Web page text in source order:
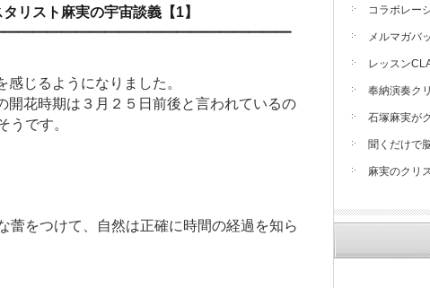
リスト麻実の宇宙談義【1】
感じるようになりました。
開花時期は３月２５日前後と言われているの
うです。
蕾をつけて、自然は正確に時間の経過を知ら
コラボレー
メルマガバ
レッスン
奉納演奏ク
石塚麻実が
聞くだけで
麻実のクリ